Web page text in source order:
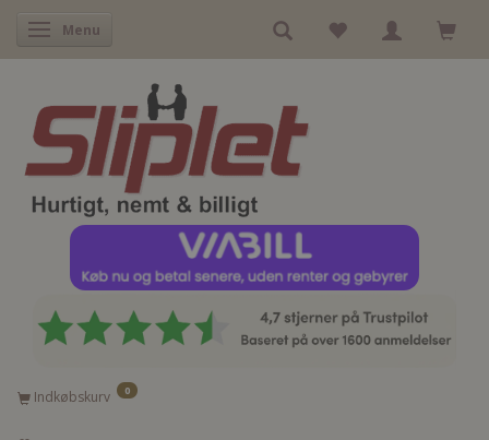
Skifte navigation
Menu
Indkøbskurv 0